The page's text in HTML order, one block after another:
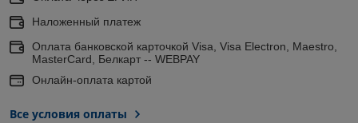
Наложенный платеж
Оплата банковской карточкой Visa, Visa Electron, Maestro,
MasterCard, Белкарт -- WEBPAY
Онлайн-оплата картой
Все условия оплаты